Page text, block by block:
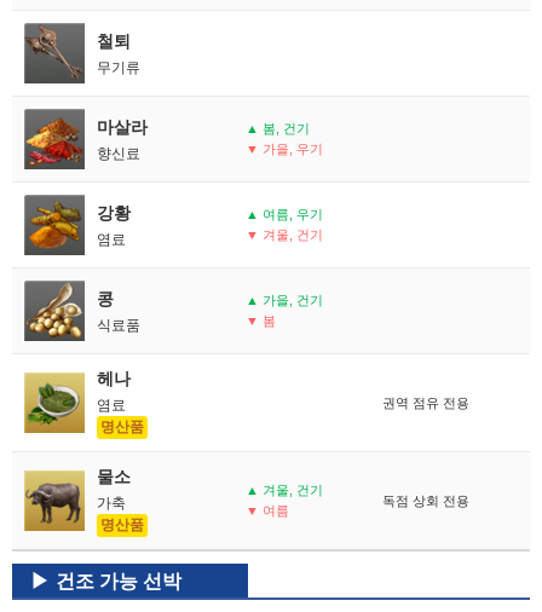
철퇴
무기류
마살라
향신료
▲ 봄, 건기
▼ 가을, 우기
강황
염료
▲ 여름, 우기
▼ 겨울, 건기
콩
식료품
▲ 가을, 건기
▼ 봄
헤나
염료
명산품
권역 점유 전용
물소
가축
명산품
▲ 겨울, 건기
▼ 여름
독점 상회 전용
건조 가능 선박